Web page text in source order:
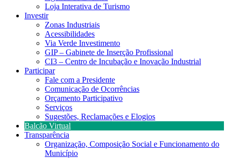
Loja Interativa de Turismo
Investir
Zonas Industriais
Acessibilidades
Via Verde Investimento
GIP – Gabinete de Inserção Profissional
CI3 – Centro de Incubação e Inovação Industrial
Participar
Fale com a Presidente
Comunicação de Ocorrências
Orçamento Participativo
Serviços
Sugestões, Reclamações e Elogios
Balcão Virtual
Transparência
Organização, Composição Social e Funcionamento do
Município